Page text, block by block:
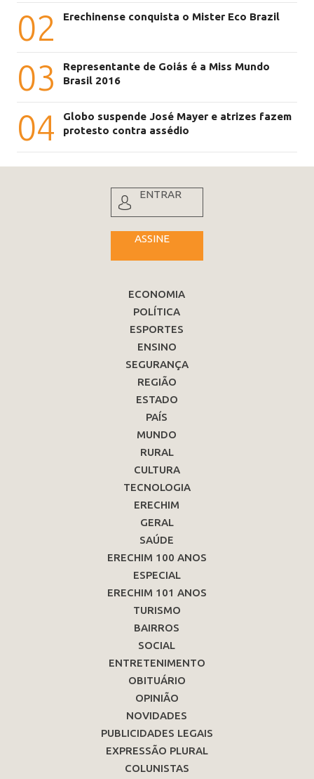
02 Erechinense conquista o Mister Eco Brazil
03
Representante de Goiás é a Miss Mundo
Brasil 2016
04
Globo suspende José Mayer e atrizes fazem
protesto contra assédio
ENTRAR
ASSINE
ECONOMIA
POLÍTICA
ESPORTES
ENSINO
SEGURANÇA
REGIÃO
ESTADO
PAÍS
MUNDO
RURAL
CULTURA
TECNOLOGIA
ERECHIM
GERAL
SAÚDE
ERECHIM 100 ANOS
ESPECIAL
ERECHIM 101 ANOS
TURISMO
BAIRROS
SOCIAL
ENTRETENIMENTO
OBITUÁRIO
OPINIÃO
NOVIDADES
PUBLICIDADES LEGAIS
EXPRESSÃO PLURAL
COLUNISTAS